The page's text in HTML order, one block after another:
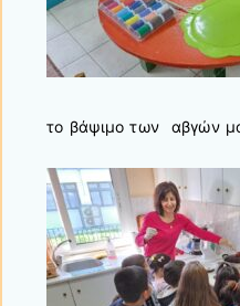
το βάψιμο των αβγών